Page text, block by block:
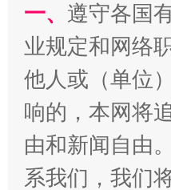
揭批美国五大"原
一、 遵守各国
业规定和网络
他人或（单位
响的，本网将
由和新闻自由
系我们，我们